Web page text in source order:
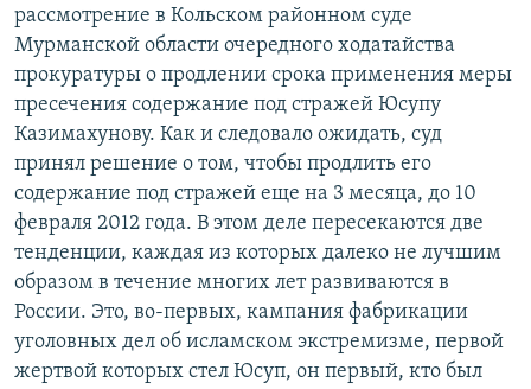
рассмотрение в Кольском районном суде
Мурманской области очередного ходатайства
прокуратуры о продлении срока применения меры
пресечения содержание под стражей Юсупу
Казимахунову. Как и следовало ожидать, суд
принял решение о том, чтобы продлить его
содержание под стражей еще на 3 месяца, до 10
февраля 2012 года. В этом деле пересекаются две
тенденции, каждая из которых далеко не лучшим
образом в течение многих лет развиваются в
России. Это, во-первых, кампания фабрикации
уголовных дел об исламском экстремизме, первой
жертвой которых стел Юсуп, он первый, кто был